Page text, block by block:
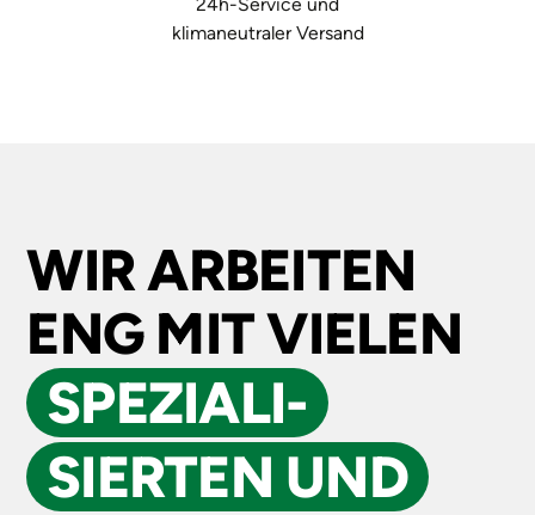
24h-Service und
klimaneutraler Versand
WIR ARBEITEN
ENG MIT VIELEN
SPEZIALI­
SIERTEN UND